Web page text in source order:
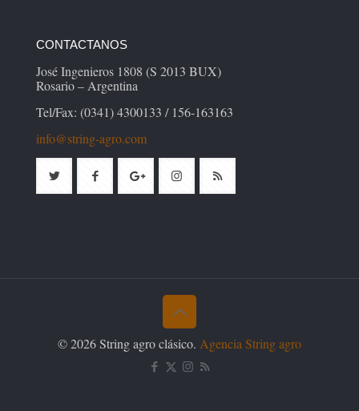
CONTACTANOS
José Ingenieros 1808 (S 2013 BUX)
Rosario – Argentina
Tel/Fax: (0341) 4300133 / 156-163163
info@string-agro.com
© 2026 String agro clásico. Agencia String agro